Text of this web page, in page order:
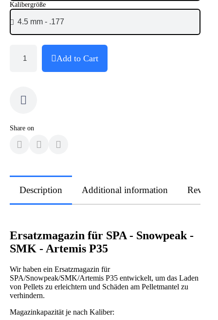
Kalibergröße
Add to Cart
Share on
Description Additional information
Ersatzmagazin für SPA - Snowpeak -
SMK - Artemis P35
Wir haben ein Ersatzmagazin für
SPA/Snowpeak/SMK/Artemis P35 entwickelt, um das Laden
von Pellets zu erleichtern und Schäden am Pelletmantel zu
verhindern.
Magazinkapazität je nach Kaliber: